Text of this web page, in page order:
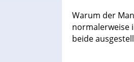
Warum der
normalerweise
beide